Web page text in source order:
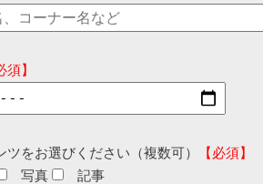
須】
ツをお選びください（複数可）
【必須】
写真 記事